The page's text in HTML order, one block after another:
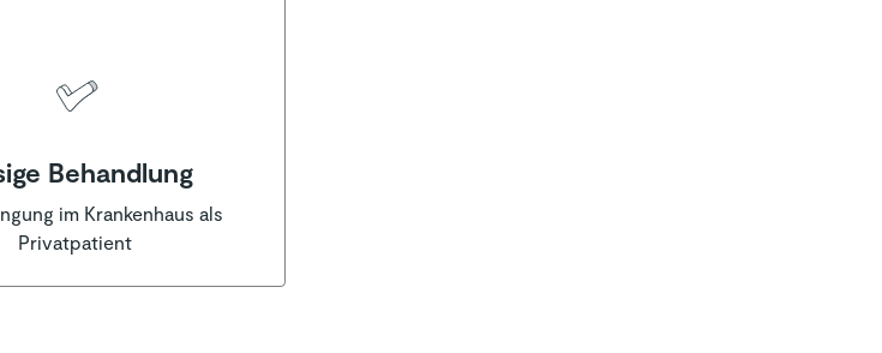
Behandlung
im Krankenhaus als
Privatpatient